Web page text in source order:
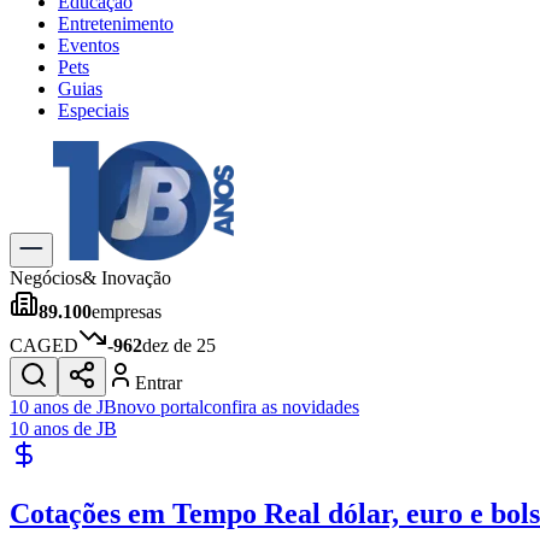
Entretenimento
Eventos
Pets
Guias
Especiais
Explore Tudo
Últimas Notícias
Previsão do Tempo
Trânsito e Rotas
Dia a Dia & Lazer
Gastronomia
Cinema & Shows
JogosNovo
Para Sua Empresa
Publicidade Legal
Negócios& Inovação
89.100empresas
CAGED
-962dez de 25
Entrar
10 anos de JBnovo portalconfira as novidades
10 anos de JB
Cotações em Tempo Real dólar, euro e